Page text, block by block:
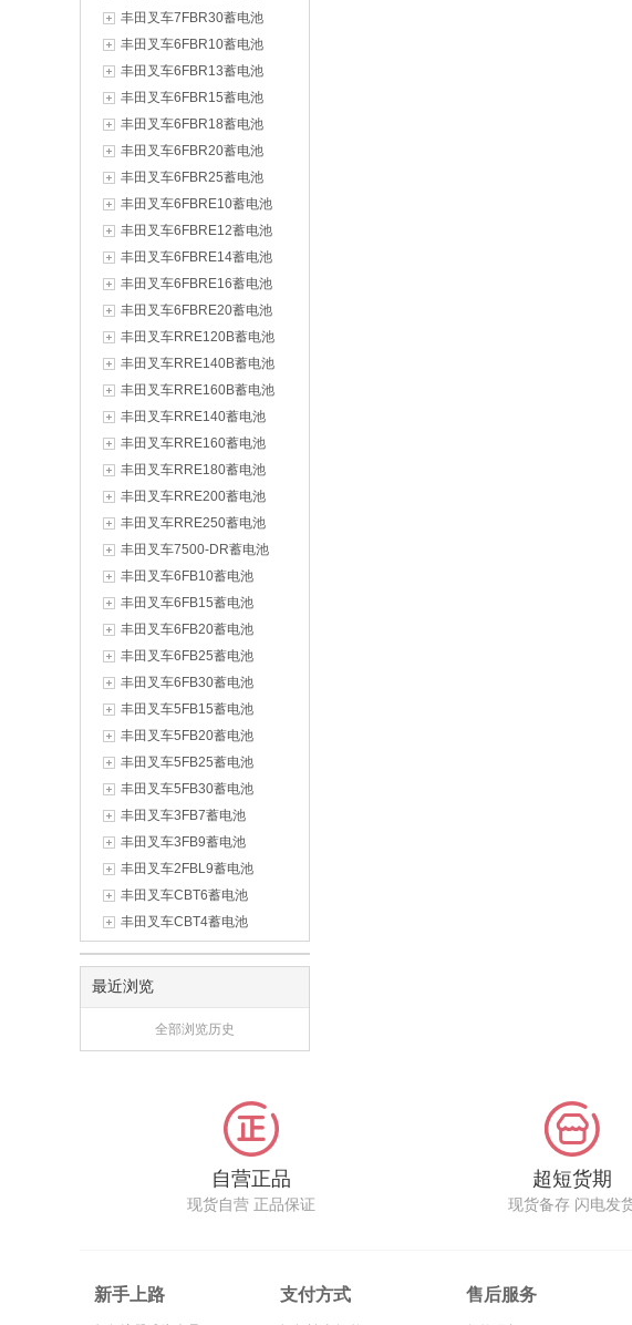
丰田叉车7FBR30蓄电池
丰田叉车6FBR10蓄电池
丰田叉车6FBR13蓄电池
丰田叉车6FBR15蓄电池
丰田叉车6FBR18蓄电池
丰田叉车6FBR20蓄电池
丰田叉车6FBR25蓄电池
丰田叉车6FBRE10蓄电池
丰田叉车6FBRE12蓄电池
丰田叉车6FBRE14蓄电池
丰田叉车6FBRE16蓄电池
丰田叉车6FBRE20蓄电池
丰田叉车RRE120B蓄电池
丰田叉车RRE140B蓄电池
丰田叉车RRE160B蓄电池
丰田叉车RRE140蓄电池
丰田叉车RRE160蓄电池
丰田叉车RRE180蓄电池
丰田叉车RRE200蓄电池
丰田叉车RRE250蓄电池
丰田叉车7500-DR蓄电池
丰田叉车6FB10蓄电池
丰田叉车6FB15蓄电池
丰田叉车6FB20蓄电池
丰田叉车6FB25蓄电池
丰田叉车6FB30蓄电池
丰田叉车5FB15蓄电池
丰田叉车5FB20蓄电池
丰田叉车5FB25蓄电池
丰田叉车5FB30蓄电池
丰田叉车3FB7蓄电池
丰田叉车3FB9蓄电池
丰田叉车2FBL9蓄电池
丰田叉车CBT6蓄电池
丰田叉车CBT4蓄电池
最近浏览
全部浏览历史
自营正品
现货自营 正品保证
超短货期
现货备存 闪电发
新手上路 支付方式 售后服务